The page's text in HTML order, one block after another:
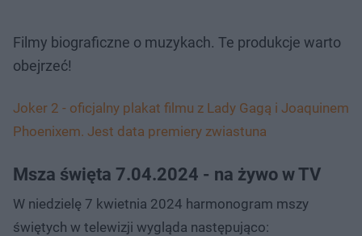
Filmy biograficzne o muzykach. Te produkcje warto
obejrzeć!
Joker 2 - oficjalny plakat filmu z Lady Gagą i Joaquinem
Phoenixem. Jest data premiery zwiastuna
Msza święta 7.04.2024 - na żywo w TV
W niedzielę 7 kwietnia 2024 harmonogram mszy
świętych w telewizji wygląda następująco: